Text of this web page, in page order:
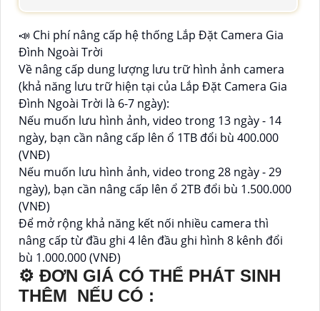
📣 Chi phí nâng cấp hệ thống Lắp Đặt Camera Gia
Đình Ngoài Trời
Về nâng cấp dung lượng lưu trữ hình ảnh camera
(khả năng lưu trữ hiện tại của Lắp Đặt Camera Gia
Đình Ngoài Trời là 6-7 ngày):
Nếu muốn lưu hình ảnh, video trong 13 ngày - 14
ngày, bạn cần nâng cấp lên ổ 1TB đổi bù 400.000
(VNĐ)
Nếu muốn lưu hình ảnh, video trong 28 ngày - 29
ngày), bạn cần nâng cấp lên ổ 2TB đổi bù 1.500.000
(VNĐ)
Để mở rộng khả năng kết nối nhiều camera thì
nâng cấp từ đầu ghi 4 lên đầu ghi hình 8 kênh đổi
bù 1.000.000 (VNĐ)
⚙ ĐƠN GIÁ CÓ THỂ PHÁT SINH
THÊM NẾU CÓ :